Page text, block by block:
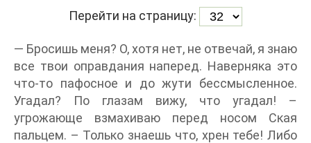
Перейти на страницу:
— Бросишь меня? О, хотя нет, не отвечай, я знаю
все твои оправдания наперед. Наверняка это
что-то пафосное и до жути бессмысленное.
Угадал? По глазам вижу, что угадал! –
угрожающе взмахиваю перед носом Ская
пальцем. – Только знаешь что, хрен тебе! Либо